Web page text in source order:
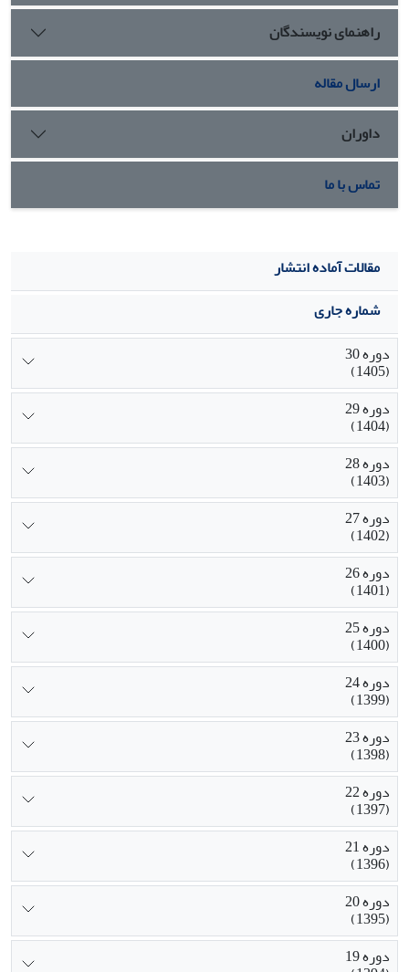
دارای اعتبار لازم بودندو حامی مالی و زیرساخت بیشترین تاثیر را
در ریسک های مدل تست شده داشته اند و لذا در پیاده سازی
مدل با حساسیت بیشتری می
راهنمای نویسندگان
ارسال مقاله
داوران
تماس با ما
مقالات آماده انتشار
شماره جاری
دوره 30
(1405)
دوره 29
(1404)
دوره 28
(1403)
دوره 27
(1402)
دوره 26
(1401)
دوره 25
(1400)
دوره 24
(1399)
دوره 23
(1398)
دوره 22
(1397)
دوره 21
(1396)
دوره 20
(1395)
دوره 19